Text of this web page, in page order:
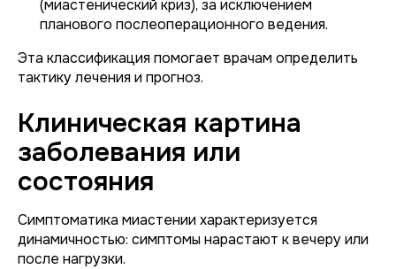
(миастенический криз), за исключением
планового послеоперационного ведения.
Эта классификация помогает врачам определить
тактику лечения и прогноз.
Клиническая картина
заболевания или
состояния
Симптоматика миастении характеризуется
динамичностью: симптомы нарастают к вечеру или
после нагрузки.